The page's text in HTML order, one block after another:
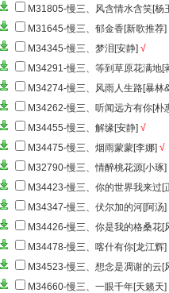
舞
√M31805-慢三、风含情水含笑[杨
M31645-慢三、郁金香[新歌推荐]
M34345-慢三、梦泪[安静] √
M34291-慢三、等到草原花满地[
婴]
√M34274-慢三、风雨人生路[暴林
海龙-抖音神曲] √
M34262-慢三、听闻远方有你[朴
子]
√M34455-慢三、解缘[安静] √
M34475-慢三、烟雨蒙蒙[李娜] √
M32790-慢三、情醉桃花源[小琢]
M34423-慢三、你的世界我来过[
云]
√M34347-慢三、伏尔加的河[阿汤]
M34426-慢三、你是我的格桑花[
哥]
√M34478-慢三、喀什有你[龙江辉]
M34523-慢三、想念是凋谢的云[
哥]
√M34660-慢三、一眼千年[天籁天]